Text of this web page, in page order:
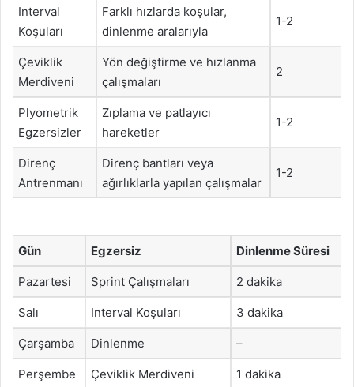
Interval
Koşuları
Farklı hızlarda koşular,
dinlenme aralarıyla
1-2
Çeviklik
Merdiveni
Yön değiştirme ve hızlanma
çalışmaları
2
Plyometrik
Egzersizler
Zıplama ve patlayıcı
hareketler
1-2
Direnç
Antrenmanı
Direnç bantları veya
ağırlıklarla yapılan çalışmalar
1-2
Gün Egzersiz Dinlenme Süresi
Pazartesi Sprint Çalışmaları 2 dakika
Salı Interval Koşuları 3 dakika
Çarşamba Dinlenme –
Perşembe Çeviklik Merdiveni 1 dakika